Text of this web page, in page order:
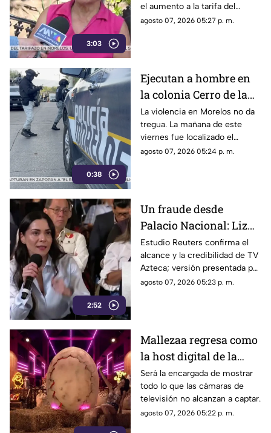
3:03
el aumento a la tarifa del
transporte público. Un mes,
al interior de las unidades.
agosto 07, 2026 05:27 p. m.
0:38
Ejecutan a hombre en
la colonia Cerro de la
Corona
La violencia en Morelos no da
tregua. La mañana de este
viernes fue localizado el
cuerpo de un hombre con
agosto 07, 2026 05:24 p. m.
2:52
Un fraude desde
Palacio Nacional: Liz
Vilchis intentó
desvirtuar estudio de
Reuters sobre la
credibilidad de TV
Estudio Reuters confirma el
alcance y la credibilidad de TV
Azteca; versión presentada por
Liz Vilchis fue cuestionada al
agosto 07, 2026 05:23 p. m.
Mallezaa regresa como
la host digital de la
segunda temporada de
La Granja VIP
Será la encargada de mostrar
todo lo que las cámaras de
televisión no alcanzan a captar.
agosto 07, 2026 05:22 p. m.